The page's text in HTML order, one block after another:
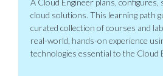
cloud solutions. This learning path
curated collection of courses and
real-world, hands-on experience
technologies essential to the Cloud